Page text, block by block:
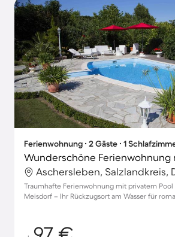
Ferienwohnung ∙ 2 Gäste ∙ 1
Aschersleben, Salzlandkreis,
Traumhafte Ferienwohnung mit privatem Pool
Meisdorf – Ihr Rückzugsort am Wasser für